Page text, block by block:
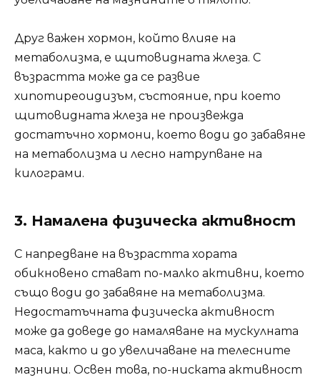
Друг важен хормон, който влияе на
метаболизма, е щитовидната жлеза. С
възрастта може да се развие
хипотиреоидизъм, състояние, при което
щитовидната жлеза не произвежда
достатъчно хормони, което води до забавяне
на метаболизма и лесно натрупване на
килограми.
3. Намалена физическа активност
С напредване на възрастта хората
обикновено стават по-малко активни, което
също води до забавяне на метаболизма.
Недостатъчната физическа активност
може да доведе до намаляване на мускулната
маса, както и до увеличаване на телесните
мазнини. Освен това, по-ниската активност